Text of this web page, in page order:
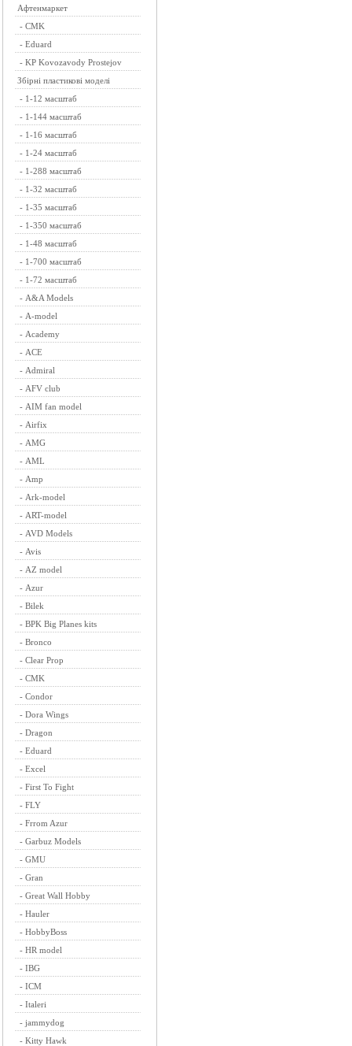
Афтенмаркет
- CMK
- Eduard
- KP Kovozavody Prostejov
Збірні пластикові моделі
- 1-12 масштаб
- 1-144 масштаб
- 1-16 масштаб
- 1-24 масштаб
- 1-288 масштаб
- 1-32 масштаб
- 1-35 масштаб
- 1-350 масштаб
- 1-48 масштаб
- 1-700 масштаб
- 1-72 масштаб
- A&A Models
- A-model
- Academy
- ACE
- Admiral
- AFV club
- AIM fan model
- Airfix
- AMG
- AML
- Amp
- Ark-model
- ART-model
- AVD Models
- Avis
- AZ model
- Azur
- Bilek
- BPK Big Planes kits
- Bronco
- Clear Prop
- CMK
- Condor
- Dora Wings
- Dragon
- Eduard
- Excel
- First To Fight
- FLY
- Frrom Azur
- Garbuz Models
- GMU
- Gran
- Great Wall Hobby
- Hauler
- HobbyBoss
- HR model
- IBG
- ICM
- Italeri
- jammydog
- Kitty Hawk